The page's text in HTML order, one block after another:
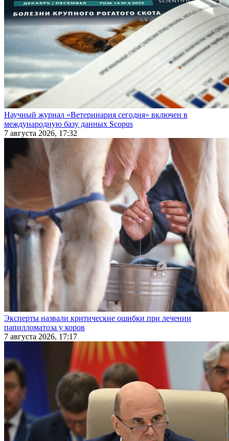
Научный журнал «Ветеринария сегодня» включен в
международную базу данных Scopus
7 августа 2026, 17:32
Эксперты назвали критические ошибки при лечении
папилломатоза у коров
7 августа 2026, 17:17